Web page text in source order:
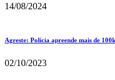
14/08/2024
Agreste: Polícia apreende mais de
02/10/2023